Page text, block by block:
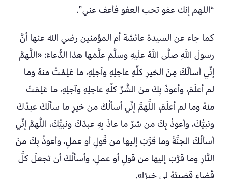
“اللهم إنك عفو تحب العفو فأعف عني”.
كما جاء عن السيدة عائشة أم المؤمنين رضي الله عنها أنَّ
رسولَ اللَّهِ صلَّى اللَّهُ علَيهِ وسلَّمَ علَّمَها هذا الدُّعاءَ: «اللَّهمَّ
إنِّي أسألُكَ مِنَ الخيرِ كلِّهِ عاجلِهِ وآجلِهِ، ما عَلِمْتُ منهُ وما
لم أعلَمْ، وأعوذُ بِكَ منَ الشَّرِّ كلِّهِ عاجلِهِ وآجلِهِ، ما عَلِمْتُ
منهُ وما لم أعلَمْ، اللَّهمَّ إنِّي أسألُكَ من خيرِ ما سألَكَ عبدُكَ
ونبيُّكَ، وأعوذُ بِكَ من شرِّ ما عاذَ بِهِ عبدُكَ ونبيُّكَ، اللَّهمَّ إنِّي
أسألُكَ الجنَّةَ وما قرَّبَ إليها من قَولٍ أو عملٍ، وأعوذُ بِكَ منَ
النَّارِ وما قرَّبَ إليها من قولٍ أو عملٍ، وأسألُكَ أن تجعلَ كلَّ
قَضاءٍ قضيتَهُ لي خيرًا».